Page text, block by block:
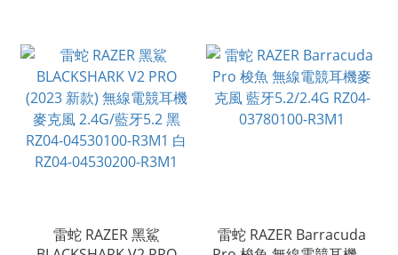
雷蛇 RAZER 黑鯊
雷蛇 RAZER Barracuda